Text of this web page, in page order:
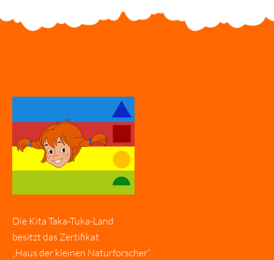
Die Kita Taka-Tuka-Land
besitzt das Zertifikat
„Haus der kleinen Naturforscher“.